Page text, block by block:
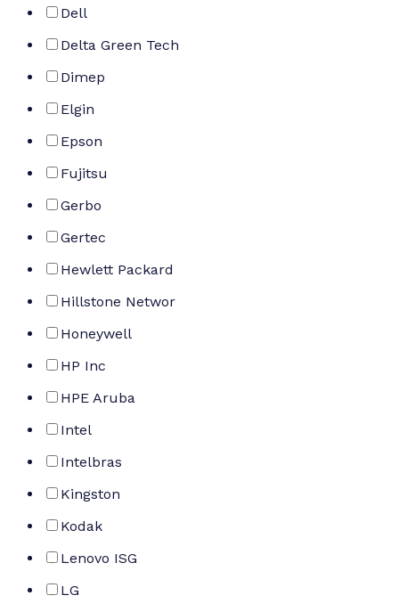
Dell
Delta Green Tech
Dimep
Elgin
Epson
Fujitsu
Gerbo
Gertec
Hewlett Packard
Hillstone Networ
Honeywell
HP Inc
HPE Aruba
Intel
Intelbras
Kingston
Kodak
Lenovo ISG
LG